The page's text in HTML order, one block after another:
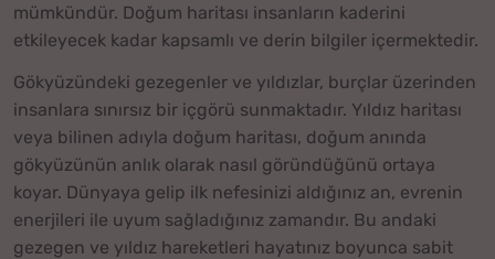
mümkündür. Doğum haritası insanların kaderini
etkileyecek kadar kapsamlı ve derin bilgiler içermektedir.
Gökyüzündeki gezegenler ve yıldızlar, burçlar üzerinden
insanlara sınırsız bir içgörü sunmaktadır. Yıldız haritası
veya bilinen adıyla doğum haritası, doğum anında
gökyüzünün anlık olarak nasıl göründüğünü ortaya
koyar. Dünyaya gelip ilk nefesinizi aldığınız an, evrenin
enerjileri ile uyum sağladığınız zamandır. Bu andaki
gezegen ve yıldız hareketleri hayatınız boyunca sabit